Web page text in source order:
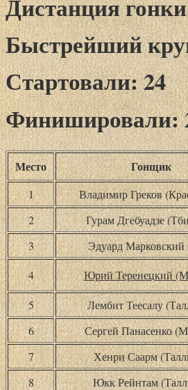
Дистанция
Быстрейший
Стартовали: 24
Финишировали:
Место Гонщик
1 Владимир Греков
2
Гурам Дгебуадзе
3
Эдуард
4
Юрий Теренецкий
5 Лембит Теесалу
6
Сергей Панасенко
7
Хенри Саарм
8
Юкк Рейнтам